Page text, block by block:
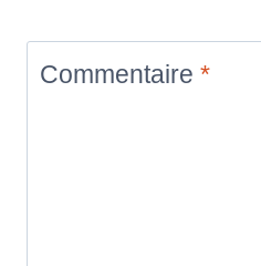
Commentaire *